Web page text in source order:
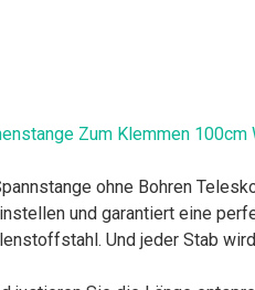
Zum Klemmen
ohne Bohren
und garantiert eine
Und jeder Stab